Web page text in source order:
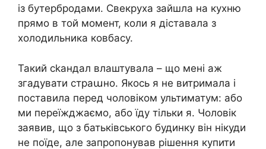
із бутербродами. Свекруха зайшла на кухню
прямо в той момент, коли я діставала з
холодильника ковбасу.
Такий сkандал влаштувала – що мені аж
згадувати страաно. Якось я не витримала і
поставила перед чоловіком ультиматум: або
ми переїжджаємо, або їду тільки я. Чоловік
заявив, що з батьківського будинку він нікуди
не поїде, але запропонував рішення купити